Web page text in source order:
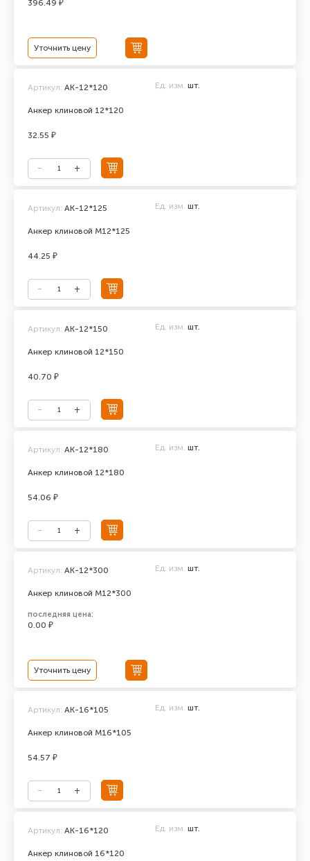
396.49 ₽
Уточнить цену
Анкер клиновой 12*120
Артикул: АК-12*120 Ед. изм. шт.
32.55 ₽
Анкер клиновой М12*125
Артикул: АК-12*125 Ед. изм. шт.
44.25 ₽
Анкер клиновой 12*150
Артикул: АК-12*150 Ед. изм. шт.
40.70 ₽
Анкер клиновой 12*180
Артикул: АК-12*180 Ед. изм. шт.
54.06 ₽
Анкер клиновой М12*300
Артикул: AK-12*300 Ед. изм. шт.
последняя цена:
0.00 ₽
Уточнить цену
Анкер клиновой М16*105
Артикул: АК-16*105 Ед. изм. шт.
54.57 ₽
Анкер клиновой 16*120
Артикул: АК-16*120 Ед. изм. шт.